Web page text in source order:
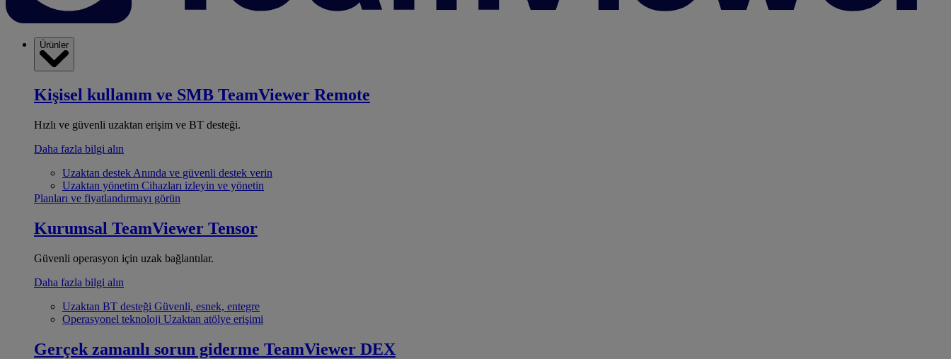
Ürünler
Kişisel kullanım ve SMB TeamViewer Remote
Hızlı ve güvenli uzaktan erişim ve BT desteği.
Daha fazla bilgi alın
Uzaktan destek Anında ve güvenli destek verin
Uzaktan yönetim Cihazları izleyin ve yönetin
Planları ve fiyatlandırmayı görün
Kurumsal TeamViewer Tensor
Güvenli operasyon için uzak bağlantılar.
Daha fazla bilgi alın
Uzaktan BT desteği Güvenli, esnek, entegre
Operasyonel teknoloji Uzaktan atölye erişimi
Gerçek zamanlı sorun giderme TeamViewer DEX